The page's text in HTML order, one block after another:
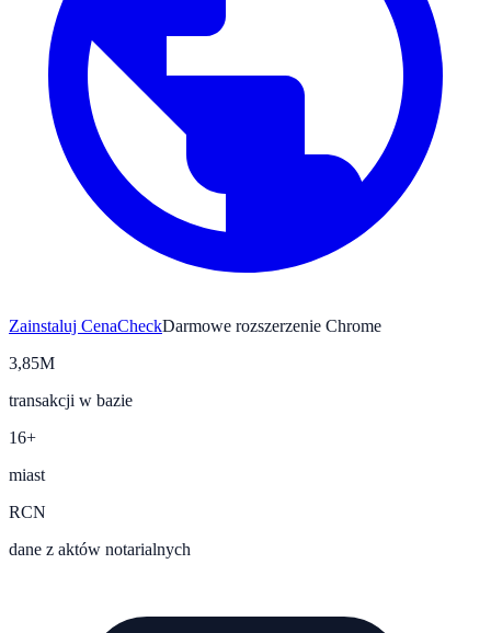
Zainstaluj CenaCheckDarmowe rozszerzenie Chrome
3,85M
transakcji w bazie
16+
miast
RCN
dane z aktów notarialnych